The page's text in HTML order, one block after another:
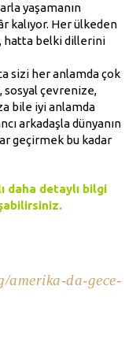
yaşamanın
kalıyor. Her ülkeden
hatta belki dillerini
sizi her anlamda çok
sosyal çevrenize,
bile iyi anlamda
arkadaşla dünyanın
geçirmek bu kadar
daha detaylı bilgi
amerika-da-gece-